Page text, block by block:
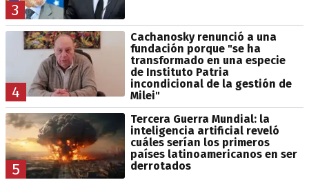
3
4
Cachanosky renunció a una
fundación porque "se ha
transformado en una especie
de Instituto Patria
incondicional de la gestión de
Milei"
5
Tercera Guerra Mundial: la
inteligencia artificial reveló
cuáles serían los primeros
países latinoamericanos en ser
derrotados